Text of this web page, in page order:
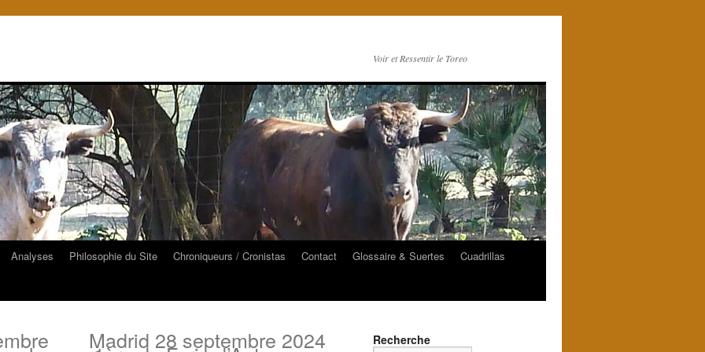
Voir et Ressentir le Toreo
Analyses Philosophie du Site Chroniqueurs / Cronistas Contact Glossaire & Suertes
Cuadrillas
Madrid 28 septembre 2024 Recherche